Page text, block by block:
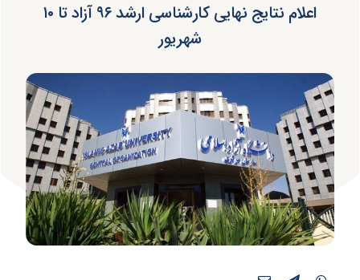
اعلام نتایج نهایی کارشناسی ارشد ۹۶ آزاد تا ۱۰
شهریور